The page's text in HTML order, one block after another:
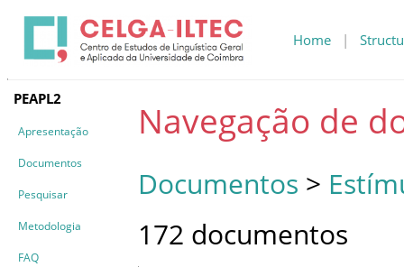
Home |
PEAPL2
Apresentação
Documentos
Pesquisar
Metodologia
FAQ
Navegação de
Documentos >
172 documentos